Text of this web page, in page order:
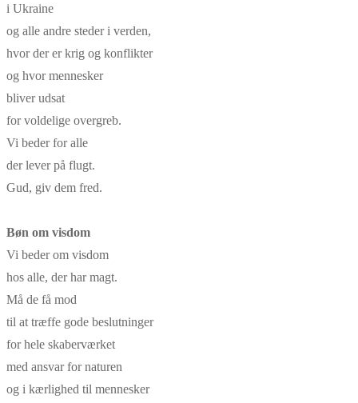
i Ukraine
og alle andre steder i verden,
hvor der er krig og konflikter
og hvor mennesker
bliver udsat
for voldelige overgreb.
Vi beder for alle
der lever på flugt.
Gud, giv dem fred.
Bøn om visdom
Vi beder om visdom
hos alle, der har magt.
Må de få mod
til at træffe gode beslutninger
for hele skaberværket
med ansvar for naturen
og i kærlighed til mennesker